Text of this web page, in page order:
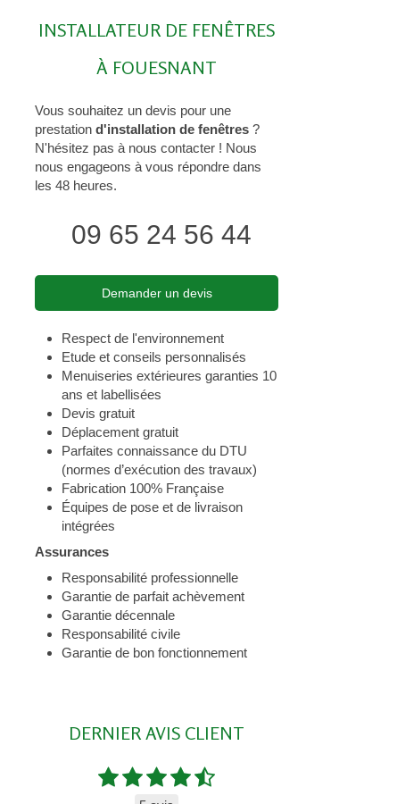
INSTALLATEUR DE FENÊTRES
À FOUESNANT
Vous souhaitez un devis pour une
prestation d'installation de fenêtres ?
N'hésitez pas à nous contacter ! Nous
nous engageons à vous répondre dans
les 48 heures.
09 65 24 56 44
Demander un devis
Respect de l'environnement
Etude et conseils personnalisés
Menuiseries extérieures garanties 10
ans et labellisées
Devis gratuit
Déplacement gratuit
Parfaites connaissance du DTU
(normes d’exécution des travaux)
Fabrication 100% Française
Équipes de pose et de livraison
intégrées
Assurances
Responsabilité professionnelle
Garantie de parfait achèvement
Garantie décennale
Responsabilité civile
Garantie de bon fonctionnement
DERNIER AVIS CLIENT